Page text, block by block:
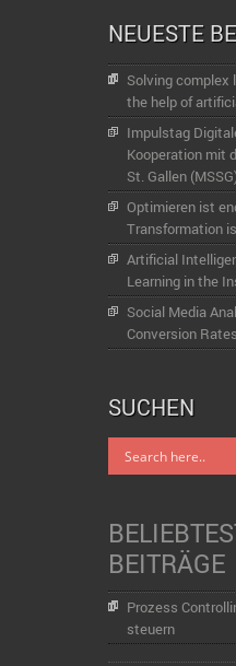
NEUESTE
Solving
the help of
Impulstag
Kooperation mit
St. Gallen
Optimieren ist
Transformation
Artificial
Learning in the
Social Media
Conversion Rates
SUCHEN
BEITRÄGE
Prozess
steuern